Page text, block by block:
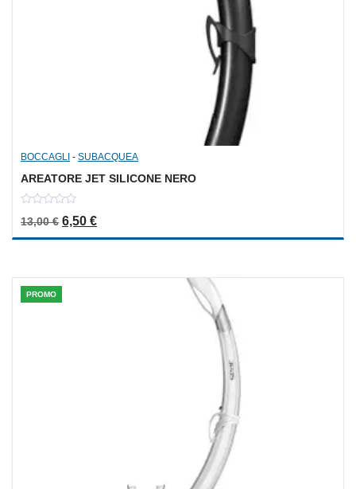
BOCCAGLI - SUBACQUEA
AREATORE JET SILICONE NERO
out
13,00€ Il prezzo originale era: 13,00 €.
6,50 €Il prezzo attuale è: 6,50 €.
PROMO